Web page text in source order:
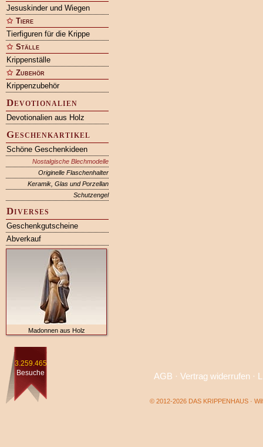
Jesuskinder und Wiegen
Tiere
Tierfiguren für die Krippe
Ställe
Krippenställe
Zubehör
Krippenzubehör
Devotionalien
Devotionalien aus Holz
Geschenkartikel
Schöne Geschenkideen
Nostalgische Blechmodelle
Originelle Flaschenhalter
Keramik, Glas und Porzellan
Schutzengel
Diverses
Geschenkgutscheine
Abverkauf
Madonnen aus Holz
3.259.465
Besuche
AGB · Vertrag widerrufen·
© 2012-2026 DAS KRIPPENHAUS ·